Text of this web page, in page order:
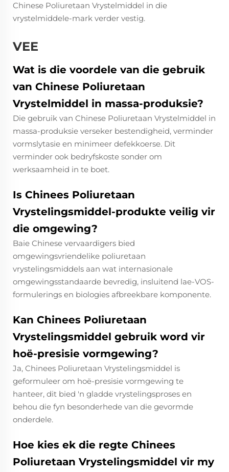
Chinese Poliuretaan Vrystelmiddel in die
vrystelmiddele-mark verder vestig.
VEE
Wat is die voordele van die gebruik
van Chinese Poliuretaan
Vrystelmiddel in massa-produksie?
Die gebruik van Chinese Poliuretaan Vrystelmiddel in
massa-produksie verseker bestendigheid, verminder
vormslytasie en minimeer defekkoerse. Dit
verminder ook bedryfskoste sonder om
werksaamheid in te boet.
Is Chinees Poliuretaan
Vrystelingsmiddel-produkte veilig vir
die omgewing?
Baie Chinese vervaardigers bied
omgewingsvriendelike poliuretaan
vrystelingsmiddels aan wat internasionale
omgewingsstandaarde bevredig, insluitend lae-VOS-
formulerings en biologies afbreekbare komponente.
Kan Chinees Poliuretaan
Vrystelingsmiddel gebruik word vir
hoë-presisie vormgewing?
Ja, Chinees Poliuretaan Vrystelingsmiddel is
geformuleer om hoë-presisie vormgewing te
hanteer, dit bied 'n gladde vrystelingsproses en
behou die fyn besonderhede van die gevormde
onderdele.
Hoe kies ek die regte Chinees
Poliuretaan Vrystelingsmiddel vir my